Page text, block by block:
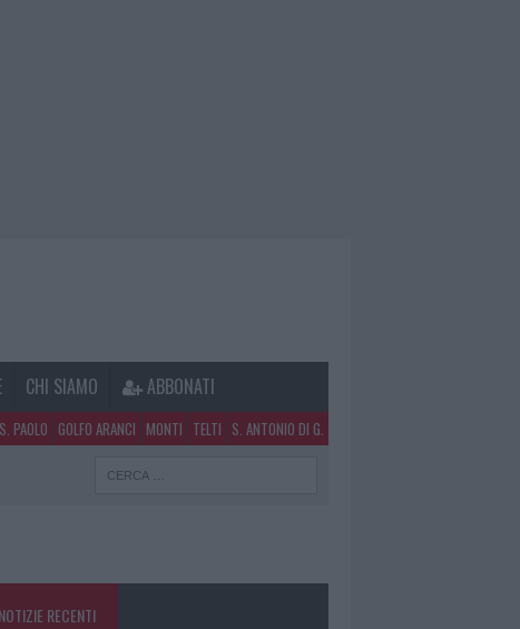
CHI SIAMO ABBONATI
PAOLO GOLFO ARANCI MONTI TELTI S. ANTONIO DI G.
NOTIZIE RECENTI